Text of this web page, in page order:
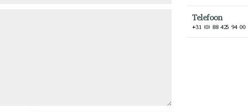
Telefoon
+31 (0) 88 425 94 00